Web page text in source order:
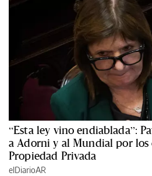
“Esta ley vino endiablada”:
a Adorni y al Mundial por los
Propiedad Privada
elDiarioAR